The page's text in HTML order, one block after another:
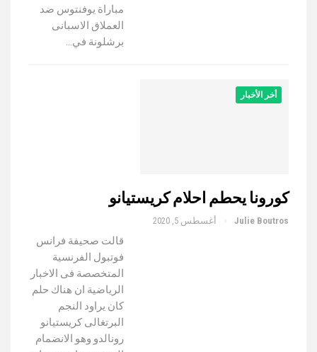
مباراة يوفنتوس ضد
العملاق الاسبانى
برشلونة في…
أخر الأخبار
كورونا يحطم احلام كريستيانو
Julie Boutros أغسطس 5, 2020
قالت صحيفة فرانس
فوتبول الفرنسية
المتخصصة فى الاخبار
الرياضية ان هناك حلم
كان يراود النجم
البرتغالى كريستيانو
رونالدو وهو الانضمام